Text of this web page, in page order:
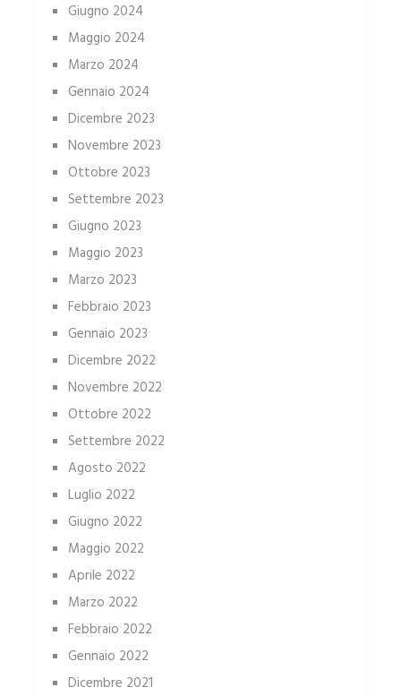
Giugno 2024
Maggio 2024
Marzo 2024
Gennaio 2024
Dicembre 2023
Novembre 2023
Ottobre 2023
Settembre 2023
Giugno 2023
Maggio 2023
Marzo 2023
Febbraio 2023
Gennaio 2023
Dicembre 2022
Novembre 2022
Ottobre 2022
Settembre 2022
Agosto 2022
Luglio 2022
Giugno 2022
Maggio 2022
Aprile 2022
Marzo 2022
Febbraio 2022
Gennaio 2022
Dicembre 2021